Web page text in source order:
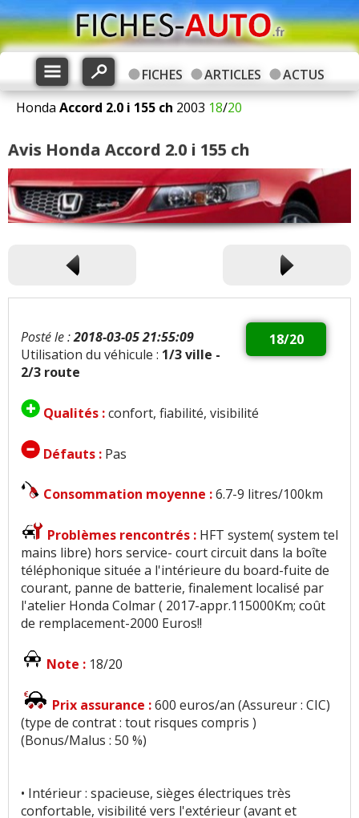
FICHES ARTICLES
ACTUS
Honda Accord 2.0 i 155 ch 2003 18/20
Avis Honda Accord 2.0 i 155 ch
18/20
Posté le :2018-03-05 21:55:09
Utilisation du véhicule : 1/3 ville -
2/3 route
Qualités :confort, fiabilité, visibilité
Défauts : Pas
Consommation moyenne :6.7-9 litres/100km
Problèmes rencontrés : HFT system( system tel
mains libre) hors service- court circuit dans la boîte
téléphonique située a l'intérieure du board-fuite de
courant, panne de batterie, finalement localisé par
l'atelier Honda Colmar ( 2017-appr.115000Km; coût
de remplacement-2000 Euros!!
Note : 18/20
Prix assurance :600 euros/an (Assureur : CIC)
(type de contrat : tout risques compris )
(Bonus/Malus : 50 %)
• Intérieur : spacieuse, sièges électriques très
confortable, visibilité vers l'extérieur (avant et